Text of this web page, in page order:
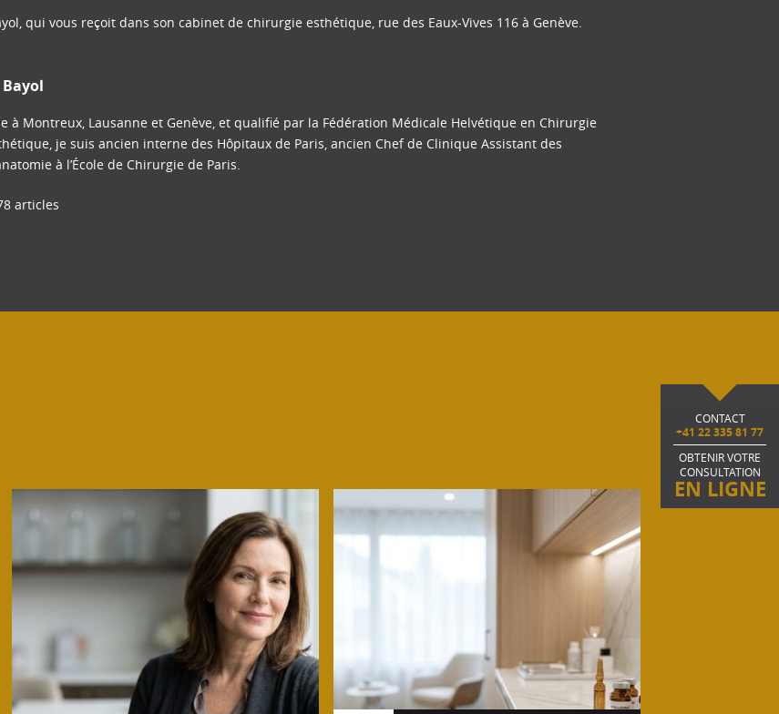
CONTACT
+41 22 335 81 77
OBTENIR VOTRE
CONSULTATION
EN LIGNE
qui vous reçoit dans son cabinet de chirurgie esthétique, rue des Eaux-Vives 116 à Genève.
Bayol
à Montreux, Lausanne et Genève, et qualifié par la Fédération Médicale Helvétique en Chirurgie
je suis ancien interne des Hôpitaux de Paris, ancien Chef de Clinique Assistant des
à l’École de Chirurgie de Paris.
articles